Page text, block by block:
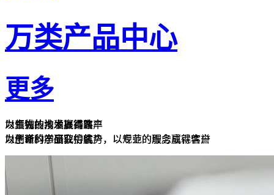
万类产品中心
更多
为生物技术发展铺路
为生命科学研究护航
以领先的技术提高效率
以创新的产品获得优势，以规范的服务赢得信誉
以真诚的沟通赢得客户
以严谨的态度取信客户，以专业的理念成就客户
为生物技术发展铺路
为生命科学研究护航